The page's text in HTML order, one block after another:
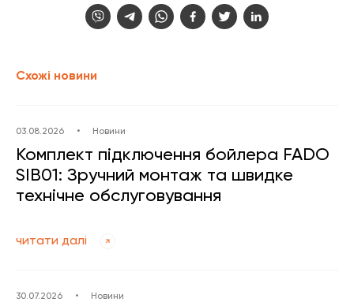
Схожі новини
03.08.2026 • Новини
Комплект підключення бойлера FADO
SIB01: Зручний монтаж та швидке
технічне обслуговування
читати далі
30.07.2026 • Новини